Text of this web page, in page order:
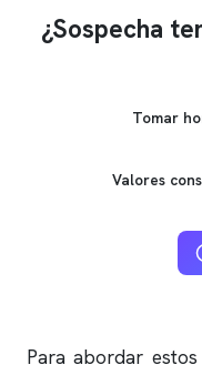
¿Sospecha
Tomar
Valores
Para abordar